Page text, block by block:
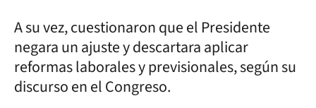
A su vez, cuestionaron que el Presidente
negara un ajuste y descartara aplicar
reformas laborales y previsionales, según su
discurso en el Congreso.